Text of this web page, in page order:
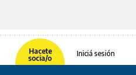
Hacete
socia/o
Iniciá sesión